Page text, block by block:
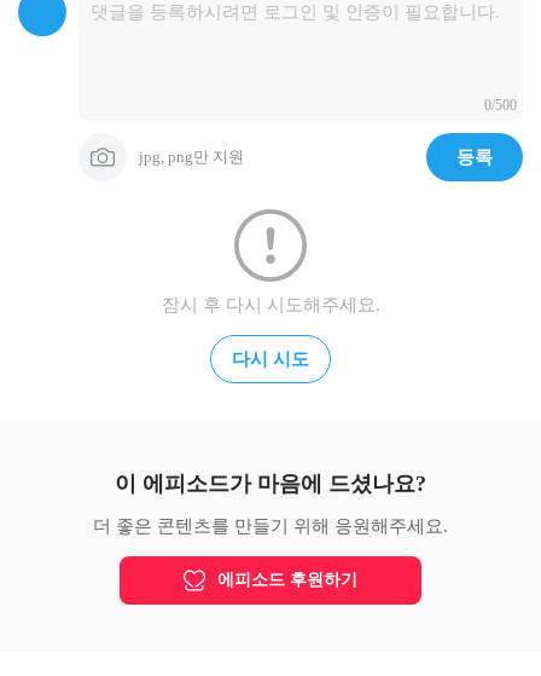
0/500
jpg, png만 지원 등록
잠시 후 다시 시도해주세요.
다시 시도
이 에피소드가 마음에 드셨나요?
더 좋은 콘텐츠를 만들기 위해 응원해주세요.
에피소드 후원하기